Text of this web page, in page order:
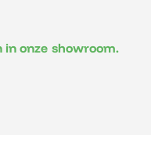
onze showroom.